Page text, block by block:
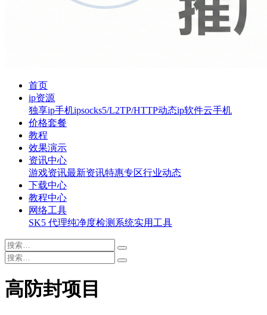
首页
ip资源
独享ip手机ipsocks5/L2TP/HTTP动态ip软件云手机
价格套餐
教程
效果演示
资讯中心
游戏资讯最新资讯特惠专区行业动态
下载中心
教程中心
网络工具
SK5 代理纯净度检测系统实用工具
高防封项目